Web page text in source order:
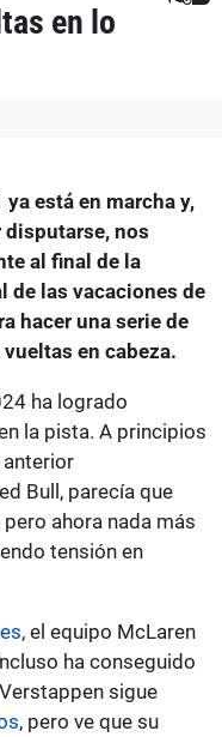
en lo
está en marcha y,
disputarse, nos
al final de la
de las vacaciones de
hacer una serie de
en cabeza.
ha logrado
la pista. A principios
anterior
Bull, parecía que
ahora nada más
tensión en
, el equipo McLaren
ha conseguido
sigue
, pero ve que su